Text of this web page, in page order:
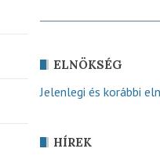
ELNÖKSÉG
Jelenlegi és korábbi
HÍREK